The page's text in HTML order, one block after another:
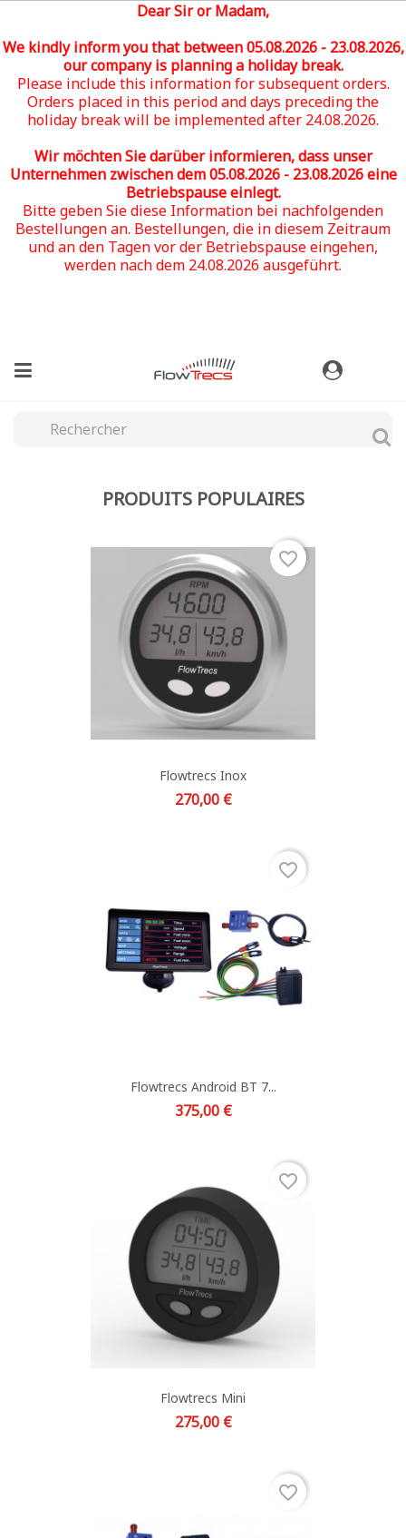
Dear Sir or Madam,
We kindly inform you that between 05.08.2026 - 23.08.2026,
our company is planning a holiday break.
Please include this information for subsequent orders.
Orders placed in this period and days preceding the
holiday break will be implemented after 24.08.2026.
Wir möchten Sie darüber informieren, dass unser
Unternehmen zwischen dem 05.08.2026 - 23.08.2026eine
Betriebspause einlegt.
Bitte geben Sie diese Information bei nachfolgenden
Bestellungen an. Bestellungen, die in diesem Zeitraum
und an den Tagen vor der Betriebspause eingehen,
werden nach dem 24.08.2026 ausgeführt.
PRODUITS POPULAIRES
Flowtrecs Inox
Prix
270,00 €
favorite_border
Flowtrecs Android BT 7...
Prix
375,00 €
favorite_border
Flowtrecs Mini
Prix
275,00 €
favorite_border
favorite_border